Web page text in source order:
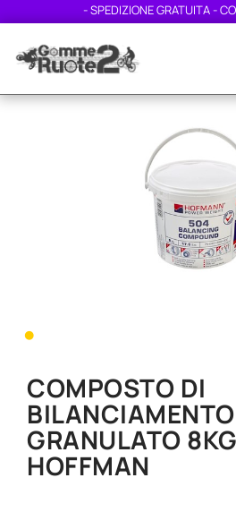
- SPEDIZIONE GRATUITA -
•
COMPOSTO DI
BILANCIAMENTO
GRANULATO
HOFFMAN